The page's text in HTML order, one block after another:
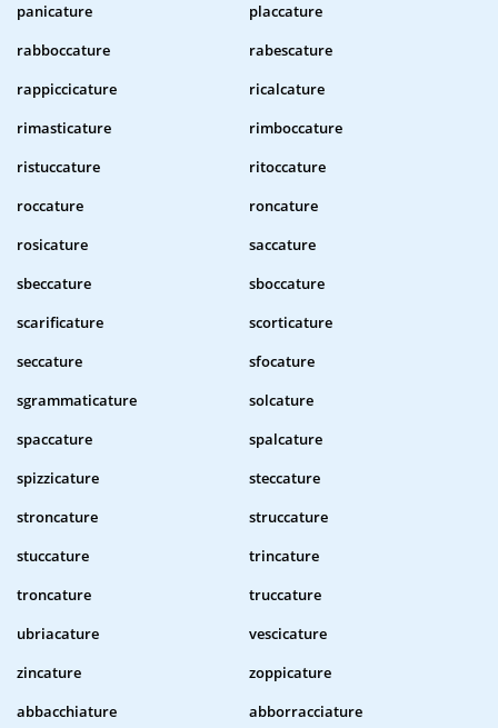
panicature
placcature
rabboccature
rabescature
rappiccicature
ricalcature
rimasticature
rimboccature
ristuccature
ritoccature
roccature
roncature
rosicature
saccature
sbeccature
sboccature
scarificature
scorticature
seccature
sfocature
sgrammaticature
solcature
spaccature
spalcature
spizzicature
steccature
stroncature
struccature
stuccature
trincature
troncature
truccature
ubriacature
vescicature
zincature
zoppicature
abbacchiature
abborracciature